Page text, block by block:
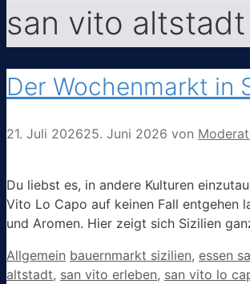
san vito altstadt
Der Wochenmarkt in
21. Juli 202625. Juni 2026 von
Du liebst es, in andere Kulturen
Vito Lo Capo auf keinen Fall entgehen
und Aromen. Hier zeigt sich Sizilien
Kategorien
Allgemein Schlagwörter
bauernmarkt sizilien, essen
altstadt, san vito erleben, san vito lo